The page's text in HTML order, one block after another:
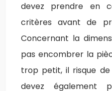
devez prendre en
critères avant de
Concernant la
pas encombrer la
trop petit, il risque de
devez également